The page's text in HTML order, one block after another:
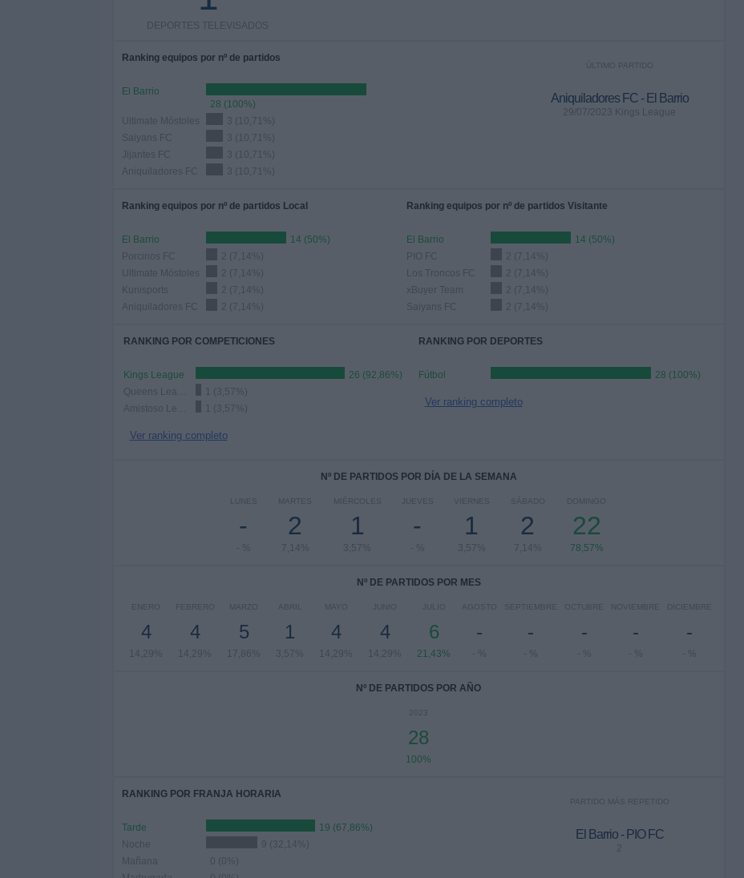
DEPORTES TELEVISADOS
Ranking equipos por nº de partidos
El Barrio
28 (100%)
Ultimate Móstoles
3 (10,71%)
Saiyans FC
3 (10,71%)
Jijantes FC
3 (10,71%)
Aniquiladores FC
3 (10,71%)
ÚLTIMO PARTIDO
Aniquiladores FC - El Barrio
29/07/2023 Kings League
Ranking equipos por nº de partidos Local
El Barrio
14 (50%)
Porcinos FC
2 (7,14%)
Ultimate Móstoles
2 (7,14%)
Kunisports
2 (7,14%)
Aniquiladores FC
2 (7,14%)
Ranking equipos por nº de partidos Visitante
El Barrio
14 (50%)
PIO FC
2 (7,14%)
Los Troncos FC
2 (7,14%)
xBuyer Team
2 (7,14%)
Saiyans FC
2 (7,14%)
RANKING POR COMPETICIONES
Kings League
26 (92,86%)
1 (3,57%)
1 (3,57%)
Ver ranking completo
RANKING POR DEPORTES
Fútbol 28 (100%)
Ver ranking completo
Nº DE PARTIDOS POR DÍA DE LA SEMANA
LUNES
-
- %
MARTES
2
7,14%
MIÉRCOLES
1
3,57%
JUEVES
-
- %
VIERNES
1
3,57%
SÁBADO
2
7,14%
DOMINGO
22
78,57%
Nº DE PARTIDOS POR MES
ENERO
4
14,29%
FEBRERO
4
14,29%
MARZO
5
17,86%
ABRIL
1
3,57%
MAYO
4
14,29%
JUNIO
4
14,29%
JULIO
6
21,43%
AGOSTO
-
- %
SEPTIEMBRE
-
- %
OCTUBRE
-
- %
NOVIEMBRE
-
- %
DICIEMBRE
-
- %
Nº DE PARTIDOS POR AÑO
2023
28
100%
RANKING POR FRANJA HORARIA
Tarde
19 (67,86%)
Noche
9 (32,14%)
Mañana
0 (0%)
PARTIDO MÁS REPETIDO
El Barrio - PIO FC
2